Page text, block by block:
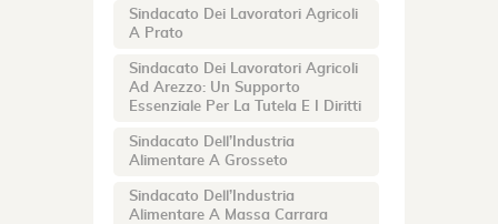
Sindacato Dei Lavoratori Agricoli
A Prato
Sindacato Dei Lavoratori Agricoli
Ad Arezzo: Un Supporto
Essenziale Per La Tutela E I Diritti
Sindacato Dell’Industria
Alimentare A Grosseto
Sindacato Dell’Industria
Alimentare A Massa Carrara